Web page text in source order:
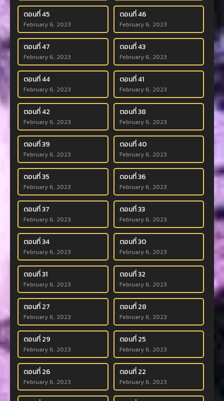
ตอนที่ 45
February 6, 2023
ตอนที่ 46
February 6, 2023
ตอนที่ 47
February 6, 2023
ตอนที่ 43
February 6, 2023
ตอนที่ 44
February 6, 2023
ตอนที่ 41
February 6, 2023
ตอนที่ 42
February 6, 2023
ตอนที่ 38
February 6, 2023
ตอนที่ 39
February 6, 2023
ตอนที่ 40
February 6, 2023
ตอนที่ 35
February 6, 2023
ตอนที่ 36
February 6, 2023
ตอนที่ 37
February 6, 2023
ตอนที่ 33
February 6, 2023
ตอนที่ 34
February 6, 2023
ตอนที่ 30
February 6, 2023
ตอนที่ 31
February 6, 2023
ตอนที่ 32
February 6, 2023
ตอนที่ 27
February 6, 2023
ตอนที่ 28
February 6, 2023
ตอนที่ 29
February 6, 2023
ตอนที่ 25
February 6, 2023
ตอนที่ 26
February 6, 2023
ตอนที่ 22
February 6, 2023